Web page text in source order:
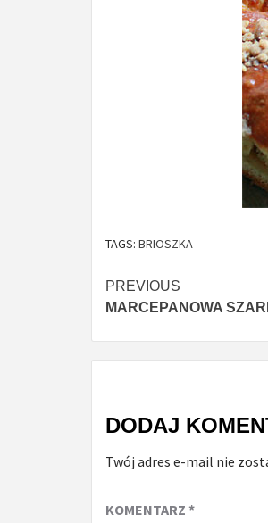
TAGS: BRIOSZKA
Continue
Reading
PREVIOUS
MARCEPANOWA
DODAJ
Twój adres e-mail nie
KOMENTARZ *